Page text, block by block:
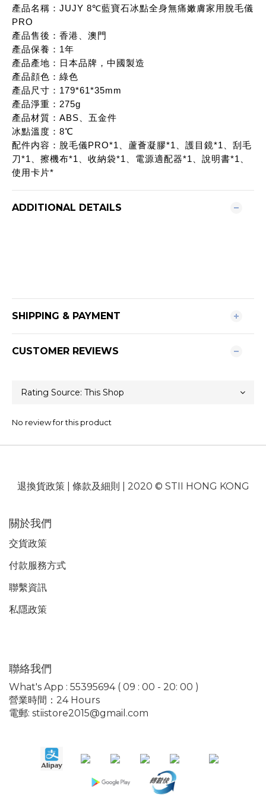
產品名稱：JUJY 8℃藍寶石冰點全身無痛嫩膚家用脫毛儀
PRO
產品售後：香港、澳門
產品保養：1年
產品產地：日本品牌，中國製造
產品顔色：綠色
產品尺寸：179*61*35mm
產品淨重：275g
產品材質：ABS、五金件
冰點溫度：8℃
配件内容：脫毛儀PRO*1、蘆薈凝膠*1、護目鏡*1、刮毛
刀*1、擦機布*1、收納袋*1、電源適配器*1、說明書*1、
使用卡片*
ADDITIONAL DETAILS
SHIPPING & PAYMENT
CUSTOMER REVIEWS
No review for this product
退換貨政策| 條款及細則 | 2020 © STII HONG KONG
關於我們
交貨政策
付款服務方式
聯繫資訊
私隱政策
聯絡我們
What's App : 55395694 ( 09 : 00 - 20: 00 )
營業時間：24 Hours
電郵: stiistore2015@gmail.com